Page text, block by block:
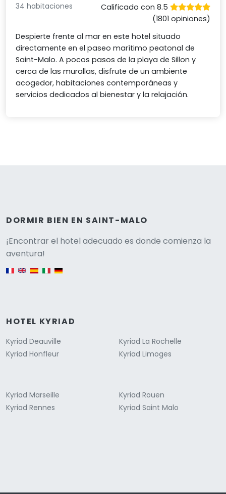
34 habitaciones
Calificado con 8.5
(1801 opiniones)
Despierte frente al mar en este hotel situado
directamente en el paseo marítimo peatonal de
Saint-Malo. A pocos pasos de la playa de Sillon y
cerca de las murallas, disfrute de un ambiente
acogedor, habitaciones contemporáneas y
servicios dedicados al bienestar y la relajación.
DORMIR BIEN EN SAINT-MALO
¡Encontrar el hotel adecuado es donde comienza la
aventura!
HOTEL KYRIAD
Kyriad Deauville
Kyriad Honfleur
Kyriad La Rochelle
Kyriad Limoges
Kyriad Marseille
Kyriad Rennes
Kyriad Rouen
Kyriad Saint Malo